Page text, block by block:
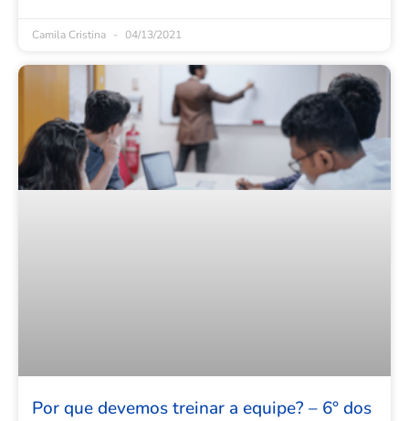
Camila Cristina 04/13/2021
Por que devemos treinar a equipe? – 6° dos